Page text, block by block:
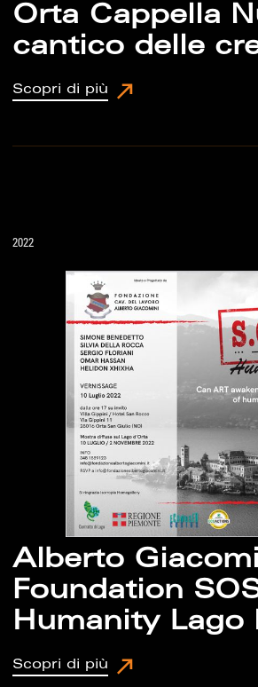
Orta Cappella
cantico delle
Scopri di più
2022
Alberto
Foundation
Humanity Lago
Scopri di più